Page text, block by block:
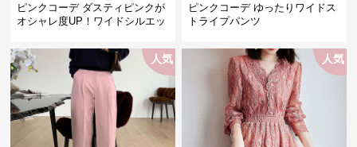
ピンクコーデ ダスティピンクが
オシャレ度UP！ワイドシルエッ
ピンクコーデ ゆったりワイドス
トライプパンツ
人気 人気